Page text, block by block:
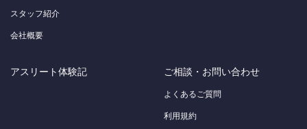
スタッフ紹介
会社概要
アスリート体験記 ご相談・お問い合わせ
よくあるご質問
利用規約